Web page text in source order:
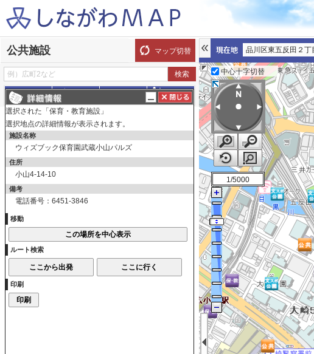
公共施設 マップ切替
探す ルート
表示切替
調べたい箇所をクリックしてください。詳細情
報が表示されます。
公共施設
会所
集会所
区民生活関連施設
区民生活関連施設
文化・スポーツ施設・公園
品川区東五反田２丁
中心十字切替
1/5000
選択された「保育・教育施設」
選択地点の詳細情報が表示されます。
施設名称
ウィズブック保育園武蔵小山パルズ
住所
小山4-14-10
備考
電話番号：6451-3846
移動
ルート検索
印刷